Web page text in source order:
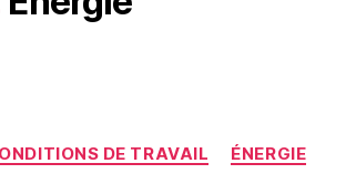
DE TRAVAIL ÉNERGIE